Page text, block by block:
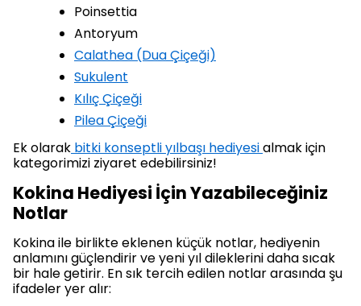
Poinsettia
Antoryum
Calathea (Dua Çiçeği)
Sukulent
Kılıç Çiçeği
Pilea Çiçeği
Ek olarak bitki konseptli yılbaşı hediyesialmak için
kategorimizi ziyaret edebilirsiniz!
Kokina Hediyesi İçin Yazabileceğiniz
Notlar
Kokina ile birlikte eklenen küçük notlar, hediyenin
anlamını güçlendirir ve yeni yıl dileklerini daha sıcak
bir hale getirir. En sık tercih edilen notlar arasında şu
ifadeler yer alır: